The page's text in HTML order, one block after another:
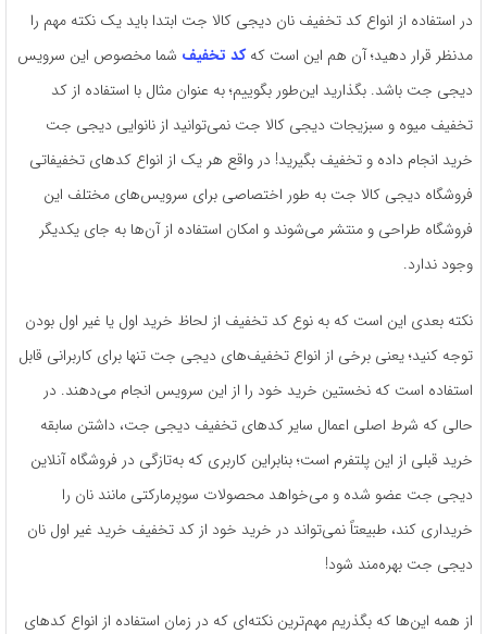
در استفاده از انواع کد تخفیف نان دیجی کالا جت ابتدا باید یک نکته مهم را
مدنظر قرار دهید؛ آن هم این است کهکد تخفیف شما مخصوص این سرویس
دیجی جت باشد. بگذارید این‌طور بگوییم؛ به ‌عنوان‌ مثال با استفاده از کد
تخفیف میوه و سبزیجات دیجی کالا جت نمی‌توانید از نانوایی دیجی جت
خرید انجام داده و تخفیف بگیرید! در واقع هر یک از انواع کدهای تخفیفاتی
فروشگاه دیجی کالا جت به طور اختصاصی برای سرویس‌های مختلف این
فروشگاه طراحی و منتشر می‌شوند و امکان استفاده از آن‌ها به ‌جای یکدیگر
وجود ندارد.
نکته بعدی این است که به نوع کد تخفیف از لحاظ خرید اول یا غیر اول بودن
توجه کنید؛ یعنی برخی از انواع تخفیف‌های دیجی جت تنها برای کاربرانی قابل
‌استفاده است که نخستین خرید خود را از این سرویس انجام می‌دهند. در
حالی‌ که شرط اصلی اعمال سایر کدهای تخفیف دیجی جت، داشتن سابقه
خرید قبلی از این پلتفرم است؛ بنابراین کاربری که به‌تازگی در فروشگاه آنلاین
دیجی جت عضو شده و می‌خواهد محصولات سوپرمارکتی مانند نان را
خریداری کند، طبیعتاً نمی‌تواند در خرید خود از کد تخفیف خرید غیر اول نان
دیجی جت بهره‌مند شود!
از همه این‌ها که بگذریم مهم‌ترین نکته‌ای که در زمان استفاده از انواع کدهای